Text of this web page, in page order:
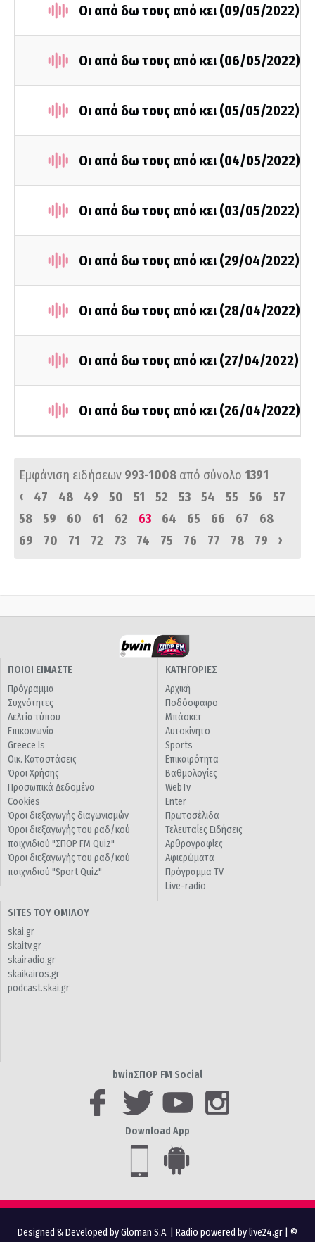
Οι από δω τους από κει (09/05/2022)
Οι από δω τους από κει (06/05/2022)
Οι από δω τους από κει (05/05/2022)
Οι από δω τους από κει (04/05/2022)
Οι από δω τους από κει (03/05/2022)
Οι από δω τους από κει (29/04/2022)
Οι από δω τους από κει (28/04/2022)
Οι από δω τους από κει (27/04/2022)
Οι από δω τους από κει (26/04/2022)
Εμφάνιση ειδήσεων 993-1008 από σύνολο 1391
‹
47 48 49 50 51 52 53 54 55 56
57
58
59 60 61 62 63 64 65 66 67
68
69
70 71 72 73 74 75 76 77 78 79 ›
ΠΟΙΟΙ ΕΙΜΑΣΤΕ
Πρόγραμμα
Συχνότητες
Δελτία τύπου
Επικοινωνία
Greece Is
Οικ. Καταστάσεις
Όροι Χρήσης
Προσωπικά Δεδομένα
Cookies
Όροι διεξαγωγής διαγωνισμών
Όροι διεξαγωγής του ραδ/κού
παιχνιδιού "ΣΠΟΡ FM Quiz"
Όροι διεξαγωγής του ραδ/κού
παιχνιδιού "Sport Quiz"
ΚΑΤΗΓΟΡΙΕΣ
Αρχική
Ποδόσφαιρο
Μπάσκετ
Αυτοκίνητο
Sports
Επικαιρότητα
Βαθμολογίες
WebTv
Enter
Πρωτοσέλιδα
Τελευταίες Ειδήσεις
Αρθρογραφίες
Αφιερώματα
Πρόγραμμα TV
Live-radio
SITES ΤΟΥ ΟΜΙΛΟΥ
skai.gr
skaitv.gr
skairadio.gr
skaikairos.gr
podcast.skai.gr
bwinΣΠΟΡ FM Social
Download App
Designed & Developed by Gloman S.A. Radio powered by live24.gr | ©